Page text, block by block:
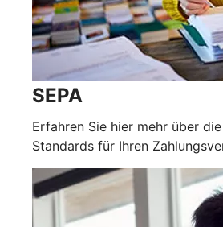
SEPA
Erfahren Sie hier mehr über
Standards für Ihren